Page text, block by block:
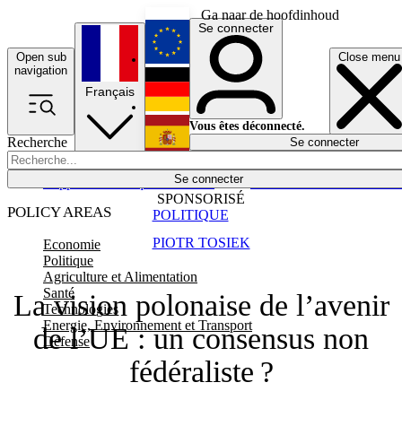
Ga naar de hoofdinhoud
Open sub
navigation
Close menu
Recherche
Se connecter
POLICY AREAS
Economie
Politique
Agriculture et Alimentation
Santé
Technologies
Energie, Environnement et Transport
Défense
Économie
Français
English
Deutsch
Español
Se connecter
Vous êtes déconnecté.
Se connecter
La vision polonaise de l’avenir
de l’UE : un consensus non
fédéraliste ?
SPONSORISÉ
PIOTR TOSIEK
POLITIQUE